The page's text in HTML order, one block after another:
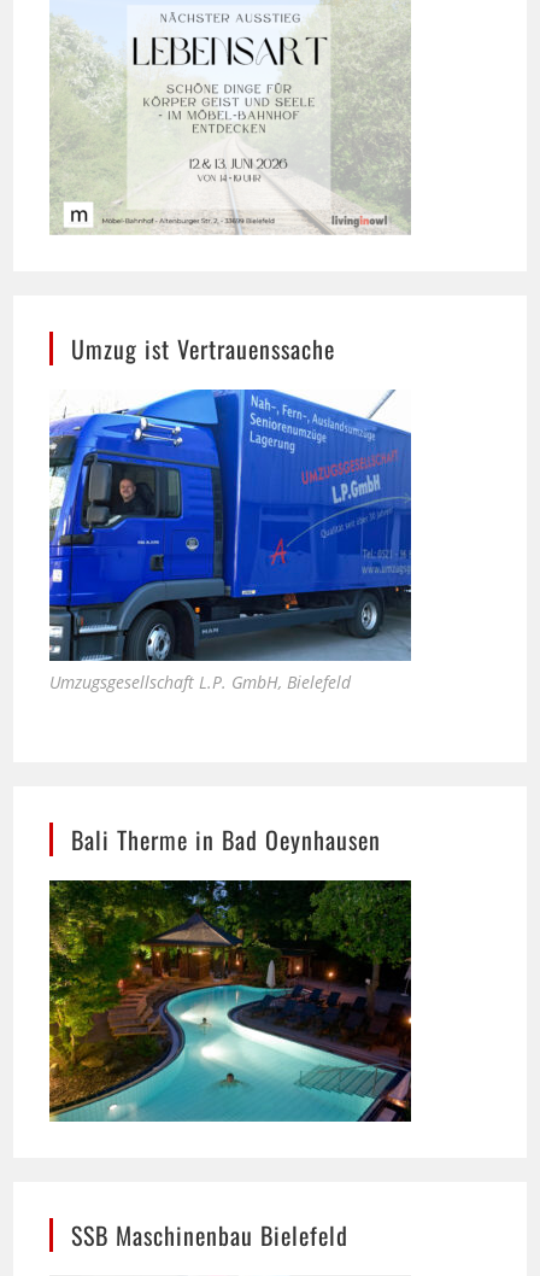
Umzugsgesellschaft L.P. GmbH, Bielefeld